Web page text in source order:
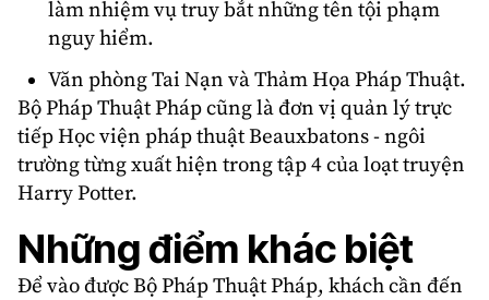
làm nhiệm vụ truy bắt những tên tội phạm
nguy hiểm.
Văn phòng Tai Nạn và Thảm Họa Pháp Thuật.
Bộ Pháp Thuật Pháp cũng là đơn vị quản lý trực
tiếp Học viện pháp thuật Beauxbatons - ngôi
trường từng xuất hiện trong tập 4 của loạt truyện
Harry Potter.
Những điểm khác biệt
Để vào được Bộ Pháp Thuật Pháp, khách cần đến